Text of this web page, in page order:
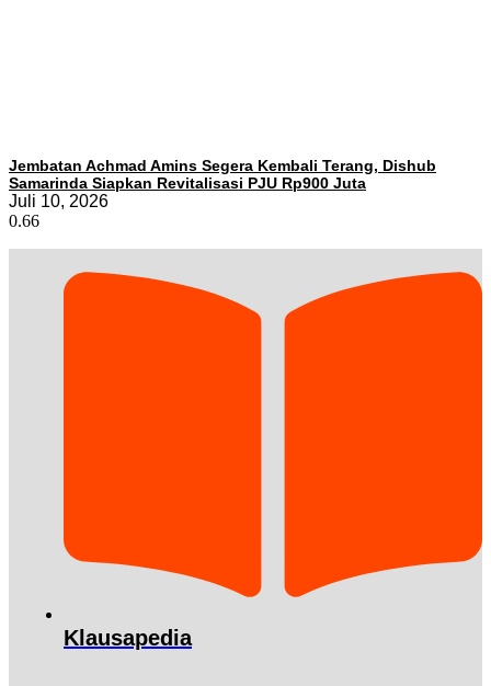
Jembatan Achmad Amins Segera Kembali Terang, Dishub
Samarinda Siapkan Revitalisasi PJU Rp900 Juta
Juli 10, 2026
Klausapedia